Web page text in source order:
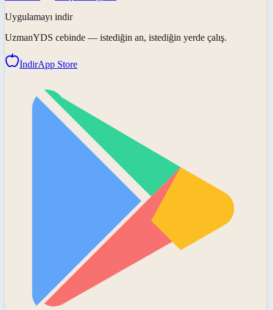
Uygulamayı indir
UzmanYDS cebinde — istediğin an, istediğin yerde çalış.
İndirApp Store